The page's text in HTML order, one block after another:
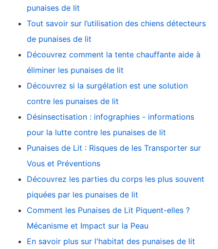
punaises de lit
Tout savoir sur l’utilisation des chiens détecteurs
de punaises de lit
Découvrez comment la tente chauffante aide à
éliminer les punaises de lit
Découvrez si la surgélation est une solution
contre les punaises de lit
Désinsectisation : infographies - informations
pour la lutte contre les punaises de lit
Punaises de Lit : Risques de les Transporter sur
Vous et Préventions
Découvrez les parties du corps les plus souvent
piquées par les punaises de lit
Comment les Punaises de Lit Piquent-elles ?
Mécanisme et Impact sur la Peau
En savoir plus sur l'habitat des punaises de lit